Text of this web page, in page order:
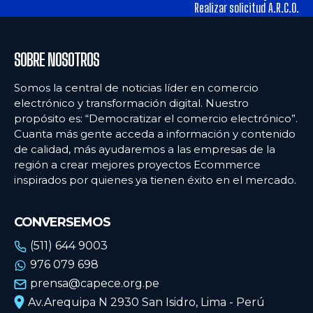
Ecommercenews
PERÚ
ARGENTINA
BOLIVIA
CHILE
ECUADOR
MÉXICO
URUGUAY
VENEZUELA
Ecommercenews
PERÚ
ARGENTINA
BOLIVIA
CHILE
ECUADOR
MÉXICO
URUGUAY
VENEZUELA
Realizar solicitud A.R.C.O.
SOBRE NOSOTROS
Somos la central de noticias líder en comercio
electrónico y transformación digital. Nuestro
propósito es: “Democratizar el comercio electrónico”.
Cuanta más gente acceda a información y contenido
de calidad, más ayudaremos a las empresas de la
región a crear mejores proyectos Ecommerce
inspirados por quienes ya tienen éxito en el mercado.
CONVERSEMOS
(511) 644 9003
976 079 698
prensa@capece.org.pe
Av.Arequipa N 2930 San Isidro, Lima - Perú